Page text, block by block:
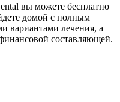
вы можете бесплатно
домой с полным
вариантами лечения, а
составляющей.